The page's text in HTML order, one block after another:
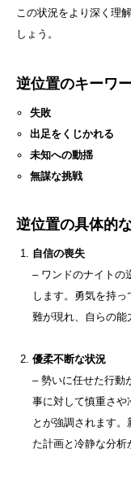
この状況をより深く理
しょう。
逆位置のキーワ
失敗
出足をくじかれる
未知への動揺
無謀な挑戦
逆位置の具体的
自信の喪失
– ワンドのナイトの
します。勇気を持
難が現れ、自らの能
優柔不断な状況
– 勢いに任せた行動
事に対して慎重さや
とが強調されます
た計画と冷静な分析